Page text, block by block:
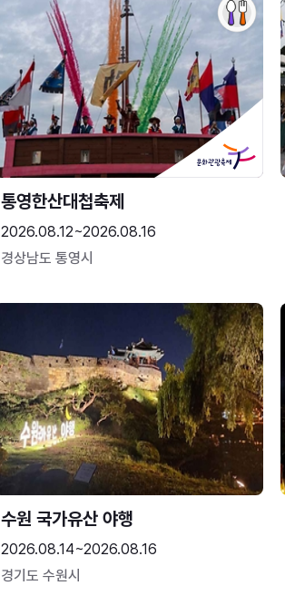
통영한산대첩축제
2026.08.12~2026.08.16
경상남도 통영시
수원 국가유산 야행
2026.08.14~2026.08.16
경기도 수원시